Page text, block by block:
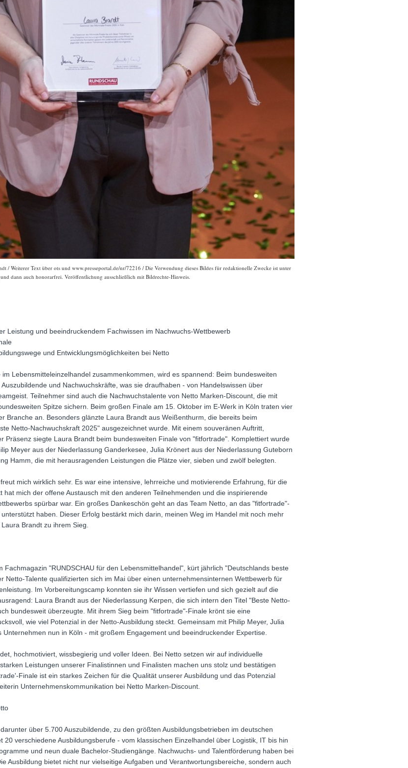
/ Weiterer Text über ots und www.presseportal.de/nr/72216 / Die Verwendung dieses Bildes für redaktionelle Zwecke ist unter
dann auch honorarfrei. Veröffentlichung ausschließlich mit Bildrechte-Hinweis.
Leistung und beeindruckendem Fachwissen im Nachwuchs-Wettbewerb
und Entwicklungsmöglichkeiten bei Netto
Lebensmitteleinzelhandel zusammenkommen, wird es spannend: Beim bundesweiten
und Nachwuchskräfte, was sie draufhaben - von Handelswissen über
Teilnehmer sind auch die Nachwuchstalente von Netto Marken-Discount, die mit
Spitze sichern. Beim großen Finale am 15. Oktober im E-Werk in Köln traten vier
Branche an. Besonders glänzte Laura Brandt aus Weißenthurm, die bereits beim
Netto-Nachwuchskraft 2025" ausgezeichnet wurde. Mit einem souveränen Auftritt,
Präsenz siegte Laura Brandt beim bundesweiten Finale von "fitfortrade". Komplettiert wurde
Meyer aus der Niederlassung Ganderkesee, Julia Krönert aus der Niederlassung Guteborn
Hamm, die mit herausragenden Leistungen die Plätze vier, sieben und zwölf belegten.
mich wirklich sehr. Es war eine intensive, lehrreiche und motivierende Erfahrung, für die
mich der offene Austausch mit den anderen Teilnehmenden und die inspirierende
spürbar war. Ein großes Dankeschön geht an das Team Netto, an das "fitfortrade"-
haben. Dieser Erfolg bestärkt mich darin, meinen Weg im Handel mit noch mehr
Brandt zu ihrem Sieg.
"RUNDSCHAU für den Lebensmittelhandel", kürt jährlich "Deutschlands beste
Netto-Talente qualifizierten sich im Mai über einen unternehmensinternen Wettbewerb für
Im Vorbereitungscamp konnten sie ihr Wissen vertiefen und sich gezielt auf die
Laura Brandt aus der Niederlassung Kerpen, die sich intern den Titel "Beste Netto-
bundesweit überzeugte. Mit ihrem Sieg beim "fitfortrade"-Finale krönt sie eine
wie viel Potenzial in der Netto-Ausbildung steckt. Gemeinsam mit Philip Meyer, Julia
nun in Köln - mit großem Engagement und beeindruckender Expertise.
hochmotiviert, wissbegierig und voller Ideen. Bei Netto setzen wir auf individuelle
Leistungen unserer Finalistinnen und Finalisten machen uns stolz und bestätigen
Finale ist ein starkes Zeichen für die Qualität unserer Ausbildung und das Potenzial
Unternehmenskommunikation bei Netto Marken-Discount.
über 5.700 Auszubildende, zu den größten Ausbildungsbetrieben im deutschen
20 verschiedene Ausbildungsberufe - vom klassischen Einzelhandel über Logistik, IT bis hin
und neun duale Bachelor-Studiengänge. Nachwuchs- und Talentförderung haben bei
Ausbildung bietet nicht nur vielseitige Aufgaben und Verantwortungsbereiche, sondern auch